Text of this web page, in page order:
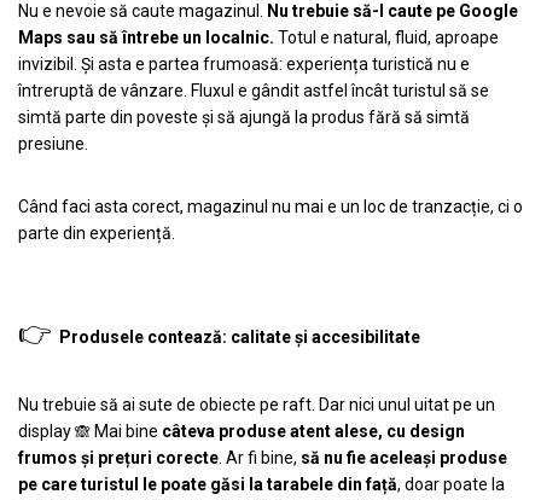
Colonada Imperiala, Buzias
Iasi
Maramures
Oradea
Sibiu
Palate si Curti Domnesti
Curtea Domneasca, Targoviste
Palatul Culturii Iasi
Colectia "Belle Epoque"
Colectia "Visit Romania"
Colectia medievala
Colectia Vintage
Nu e nevoie să caute magazinul. Nu trebuie să-l caute pe Google
Maps sau să întrebe un localnic. Totul e natural, fluid, aproape
invizibil. Și asta e partea frumoasă: experiența turistică nu e
întreruptă de vânzare. Fluxul e gândit astfel încât turistul să se
simtă parte din poveste și să ajungă la produs fără să simtă
presiune.
Când faci asta corect, magazinul nu mai e un loc de tranzacție, ci o
parte din experiență.
👉 Produsele contează: calitate și accesibilitate
Nu trebuie să ai sute de obiecte pe raft. Dar nici unul uitat pe un
display 🙈 Mai bine câteva produse atent alese, cu design
frumos și prețuri corecte. Ar fi bine, să nu fie aceleași produse
pe care turistul le poate găsi la tarabele din față, doar poate la